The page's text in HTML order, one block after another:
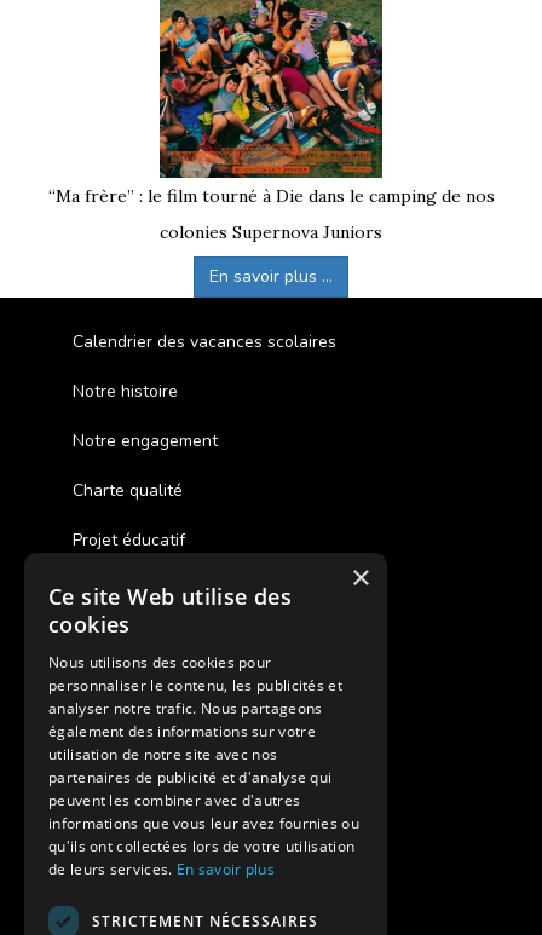
“Ma frère” : le film tourné à Die dans le camping de nos
colonies Supernova Juniors
En savoir plus ...
Calendrier des vacances scolaires
Notre histoire
Notre engagement
Charte qualité
Projet éducatif
Des colonies de vacances inclusives
Assurances annulations
Aides financières pour partir en colonie
Charte de confidentialité
Vacances Adaptées Adulte Supernova
×
Ce site Web utilise des
cookies
Nous utilisons des cookies pour
personnaliser le contenu, les publicités et
analyser notre trafic. Nous partageons
également des informations sur votre
utilisation de notre site avec nos
partenaires de publicité et d'analyse qui
peuvent les combiner avec d'autres
informations que vous leur avez fournies ou
qu'ils ont collectées lors de votre utilisation
de leurs services. En savoir plus
STRICTEMENT NÉCESSAIRES